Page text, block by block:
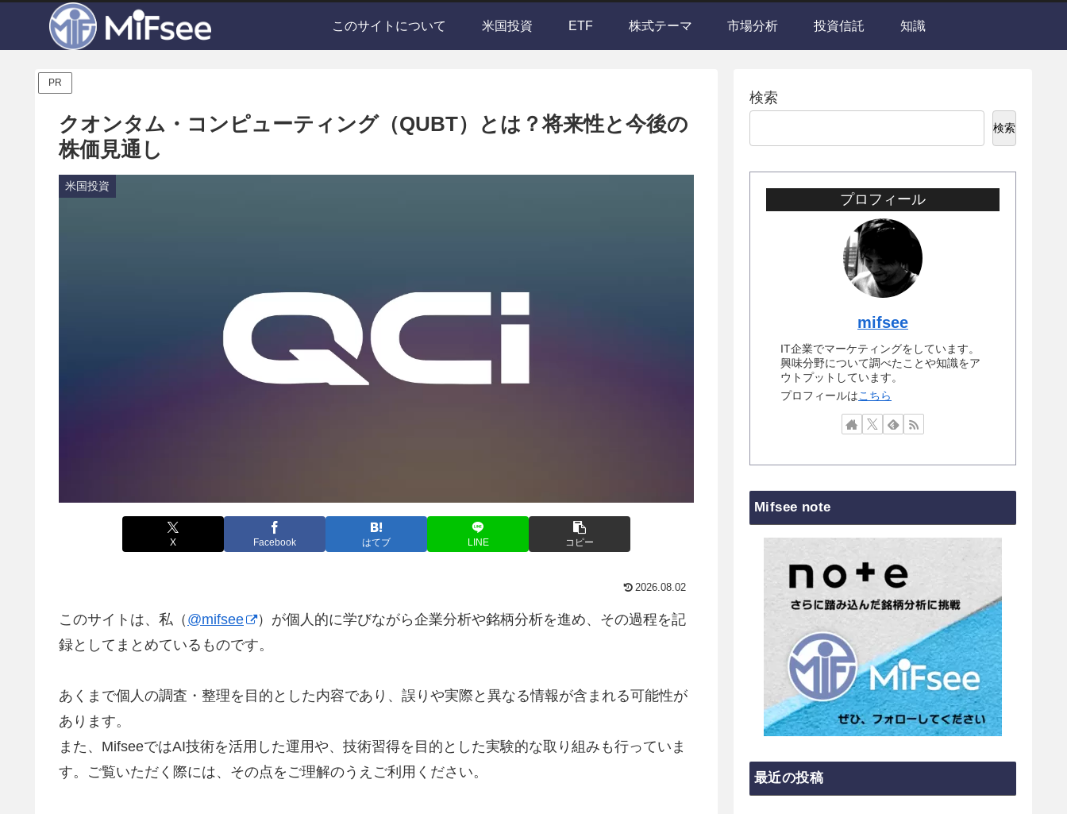
このサイトについて 米国投資 ETF 株式テーマ 市場分析 投資信託 知識
PR
クオンタム・コンピューティング（QUBT）とは？将来性と今後の
株価見通し
米国投資
X Facebook はてブ LINE コピー
2026.08.02
このサイトは、私（ @mifsee
）が個人的に学びながら企業分析や銘柄分析を進め、その過程を記
録としてまとめているものです。
あくまで個人の調査・整理を目的とした内容であり、誤りや実際と異なる情報が含まれる可能性が
あります。
また、MifseeではAI技術を活用した運用や、技術習得を目的とした実験的な取り組みも行っていま
す。ご覧いただく際には、その点をご理解のうえご利用ください。
検索
検索
プロフィール
mifsee
IT企業でマーケティングをしています。
興味分野について調べたことや知識をア
ウトプットしています。
プロフィールはこちら
Mifsee note
最近の投稿